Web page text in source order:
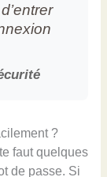
?
faut quelques
de passe. Si